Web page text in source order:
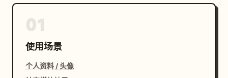
使用场景
个人资料 / 头像